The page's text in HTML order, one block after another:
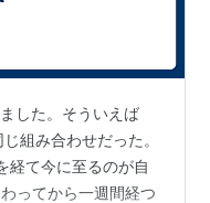
）
した。そういえば
組み合わせだった。
経て今に至るのが自
ってから一週間経つ